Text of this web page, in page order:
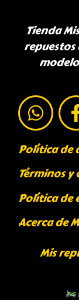
Tienda
Política de
Términos
Política de
Acerca de
Mis